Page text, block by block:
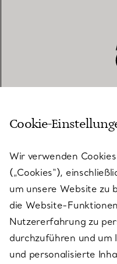
KUNDENSERVICE
SERVICES
ÜBER TIFFANY & CO.
Cookie-
Wir verwenden
(„Cookies“),
um unsere Website zu
die Website-
Nutzererfahrung zu
durchzuführen und um
und personalisierte